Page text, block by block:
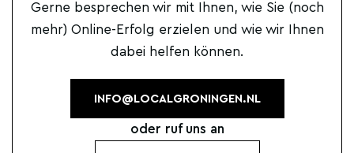
Gerne besprechen wir mit Ihnen, wie Sie (noch
mehr) Online-Erfolg erzielen und wie wir Ihnen
dabei helfen können.
INFO@LOCALGRONINGEN.NL
oder ruf uns an